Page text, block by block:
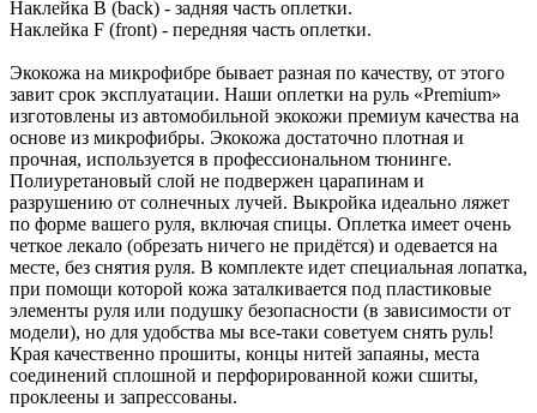
Наклейка B (back) - задняя часть оплетки.
Наклейка F (front) - передняя часть оплетки.
Экокожа на микрофибре бывает разная по качеству, от этого
завит срок эксплуатации. Наши оплетки на руль «Premium»
изготовлены из автомобильной экокожи премиум качества на
основе из микрофибры. Экокожа достаточно плотная и
прочная, используется в профессиональном тюнинге.
Полиуретановый слой не подвержен царапинам и
разрушению от солнечных лучей. Выкройка идеально ляжет
по форме вашего руля, включая спицы. Оплетка имеет очень
четкое лекало (обрезать ничего не придётся) и одевается на
месте, без снятия руля. В комплекте идет специальная лопатка,
при помощи которой кожа заталкивается под пластиковые
элементы руля или подушку безопасности (в зависимости от
модели), но для удобства мы все-таки советуем снять руль!
Края качественно прошиты, концы нитей запаяны, места
соединений сплошной и перфорированной кожи сшиты,
проклеены и запрессованы.